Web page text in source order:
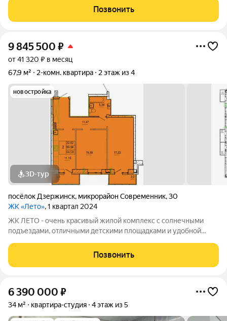
комплексе ЖК расположен в спокойном, развивающемся
районе с низкой этажностью
Позвонить
9 845 500 ₽
от 41 320 ₽ в месяц
67,9 м²
2-комн. квартира 2 этаж из 4
новостройка
3D-тур
посёлок Дзержинск, микрорайон Современник,30
ЖК «Лето», 1 квартал 2024
ЖК ЛЕТО - очень красивый жилой комплекс с солнечными
подъездами, отличными детскими площадками и удобной
подобрать квартиру любой площади от небольшой
однокомнатной - 33,67 кв. м. до большой
Позвонить
6 390 000 ₽
34 м² квартира-студия 4 этаж из 5